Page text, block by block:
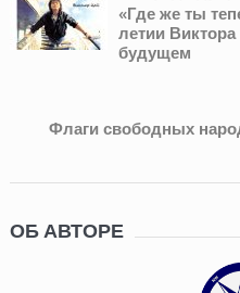
«Где же ты
летии
будущем
Флаги свободных
ОБ АВТОРЕ